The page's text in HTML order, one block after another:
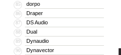
85 dorpo
86 Draper
87 DS Audio
88 Dual
89 Dynaudio
90 Dynavector